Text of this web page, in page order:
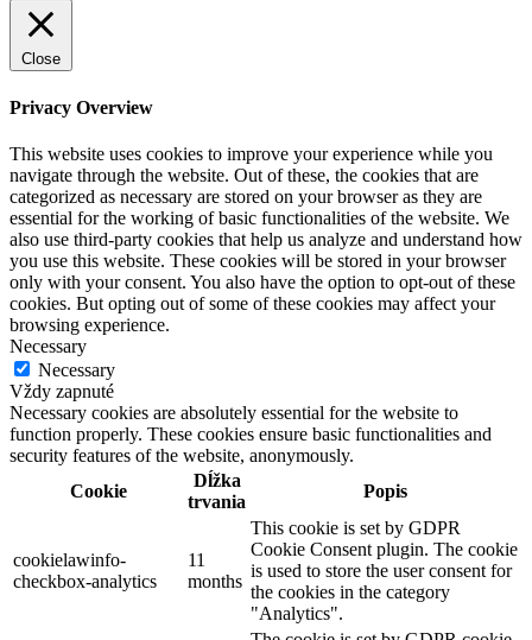
Close
Privacy Overview
This website uses cookies to improve your experience while you
navigate through the website. Out of these, the cookies that are
categorized as necessary are stored on your browser as they are
essential for the working of basic functionalities of the website. We
also use third-party cookies that help us analyze and understand how
you use this website. These cookies will be stored in your browser
only with your consent. You also have the option to opt-out of these
cookies. But opting out of some of these cookies may affect your
browsing experience.
Necessary
Necessary
Vždy zapnuté
Necessary cookies are absolutely essential for the website to
function properly. These cookies ensure basic functionalities and
security features of the website, anonymously.
Cookie
Dĺžka
trvania
Popis
cookielawinfo-
checkbox-analytics
11
months
This cookie is set by GDPR
Cookie Consent plugin. The cookie
is used to store the user consent for
the cookies in the category
"Analytics".